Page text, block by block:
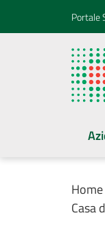
Vai al contenuto
Vai alla Portale
Home
Casa